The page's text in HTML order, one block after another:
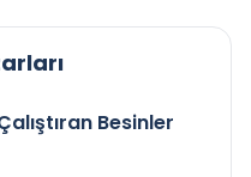
Besinler